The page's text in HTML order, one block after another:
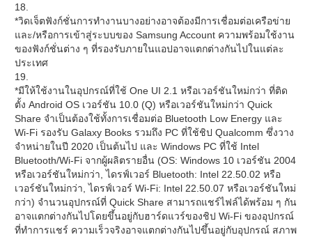
18.
*วิดเจ็ตฟังก์ชั่นการทำงานบางอย่างอาจต้องมีการเชื่อมต่อเครือข่าย
และ/หรือการเข้าสู่ระบบของ Samsung Account ความพร้อมใช้งาน
ของฟังก์ชั่นต่าง ๆ ที่รองรับภายในแอปอาจแตกต่างกันไปในแต่ละ
ประเทศ
19.
*มีให้ใช้งานในอุปกรณ์ที่ใช้ One UI 2.1 หรือเวอร์ชันใหม่กว่า ที่ติด
ตั้ง Android OS เวอร์ชัน 10.0 (Q) หรือเวอร์ชันใหม่กว่า Quick
Share จำเป็นต้องใช้ทั้งการเชื่อมต่อ Bluetooth Low Energy และ
Wi-Fi รองรับ Galaxy Books รวมถึง PC ที่ใช้ชิป Qualcomm ซึ่งวาง
จำหน่ายในปี 2020 เป็นต้นไป และ Windows PC ที่ใช้ Intel
Bluetooth/Wi-Fi จากผู้ผลิตรายอื่น (OS: Windows 10 เวอร์ชัน 2004
หรือเวอร์ชันใหม่กว่า, ไดรฟ์เวอร์ Bluetooth: Intel 22.50.02 หรือ
เวอร์ชันใหม่กว่า, ไดรฟ์เวอร์ Wi-Fi: Intel 22.50.07 หรือเวอร์ชันใหม่
กว่า) จำนวนอุปกรณ์ที่ Quick Share สามารถแชร์ไฟล์ได้พร้อม ๆ กัน
อาจแตกต่างกันไปโดยขึ้นอยู่กับฮาร์ดแวร์ของชิป Wi-Fi ของอุปกรณ์
ที่ทำการแชร์ ความเร็วจริงอาจแตกต่างกันไปขึ้นอยู่กับอุปกรณ์ สภาพ